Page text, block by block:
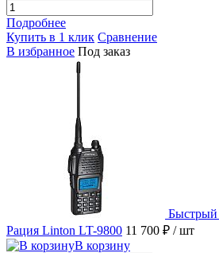
Подробнее
Купить в 1 клик Сравнение
В избранное Под заказ
Быстрый
Рация Linton LT-9800 11 700 ₽ / шт
В корзину